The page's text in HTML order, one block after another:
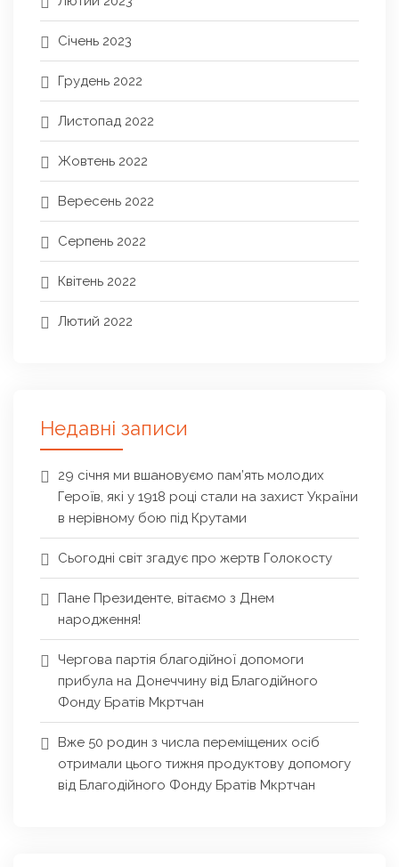
Січень 2023
Грудень 2022
Листопад 2022
Жовтень 2022
Вересень 2022
Серпень 2022
Квітень 2022
Лютий 2022
Недавні записи
29 січня ми вшановуємо пам’ять молодих
Героїв, які у 1918 році стали на захист України
в нерівному бою під Крутами
Сьогодні світ згадує про жертв Голокосту
Пане Президенте, вітаємо з Днем
народження!
Чергова партія благодійної допомоги
прибула на Донеччину від Благодійного
Фонду Братів Мкртчан
Вже 50 родин з числа переміщених осіб
отримали цього тижня продуктову допомогу
від Благодійного Фонду Братів Мкртчан